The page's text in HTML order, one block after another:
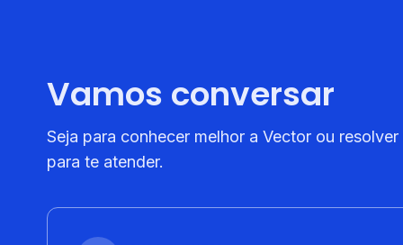
Vamos conversar
Seja para conhecer melhor a Vector ou
para te atender.